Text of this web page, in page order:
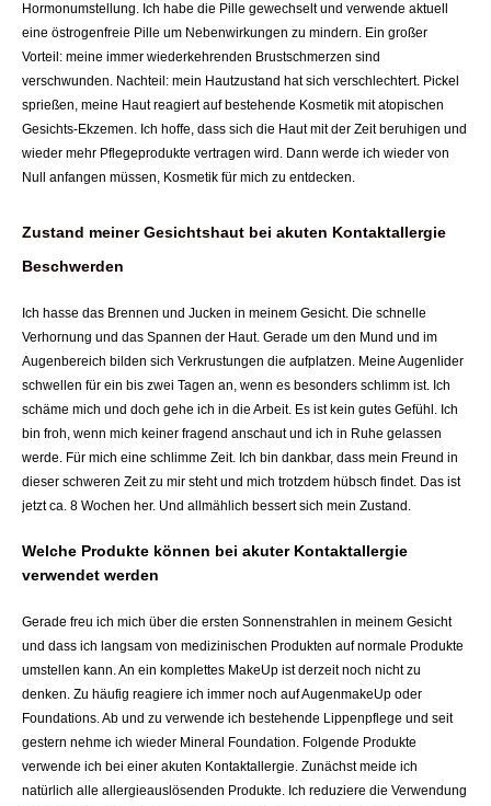
Hormonumstellung. Ich habe die Pille gewechselt und verwende aktuell
eine östrogenfreie Pille um Nebenwirkungen zu mindern. Ein großer
Vorteil: meine immer wiederkehrenden Brustschmerzen sind
verschwunden. Nachteil: mein Hautzustand hat sich verschlechtert. Pickel
sprießen, meine Haut reagiert auf bestehende Kosmetik mit atopischen
Gesichts-Ekzemen. Ich hoffe, dass sich die Haut mit der Zeit beruhigen und
wieder mehr Pflegeprodukte vertragen wird. Dann werde ich wieder von
Null anfangen müssen, Kosmetik für mich zu entdecken.
Zustand meiner Gesichtshaut bei akuten Kontaktallergie
Beschwerden
Ich hasse das Brennen und Jucken in meinem Gesicht. Die schnelle
Verhornung und das Spannen der Haut. Gerade um den Mund und im
Augenbereich bilden sich Verkrustungen die aufplatzen. Meine Augenlider
schwellen für ein bis zwei Tagen an, wenn es besonders schlimm ist. Ich
schäme mich und doch gehe ich in die Arbeit. Es ist kein gutes Gefühl. Ich
bin froh, wenn mich keiner fragend anschaut und ich in Ruhe gelassen
werde. Für mich eine schlimme Zeit. Ich bin dankbar, dass mein Freund in
dieser schweren Zeit zu mir steht und mich trotzdem hübsch findet. Das ist
jetzt ca. 8 Wochen her. Und allmählich bessert sich mein Zustand.
Welche Produkte können bei akuter Kontaktallergie
verwendet werden
Gerade freu ich mich über die ersten Sonnenstrahlen in meinem Gesicht
und dass ich langsam von medizinischen Produkten auf normale Produkte
umstellen kann. An ein komplettes MakeUp ist derzeit noch nicht zu
denken. Zu häufig reagiere ich immer noch auf AugenmakeUp oder
Foundations. Ab und zu verwende ich bestehende Lippenpflege und seit
gestern nehme ich wieder Mineral Foundation. Folgende Produkte
verwende ich bei einer akuten Kontaktallergie. Zunächst meide ich
natürlich alle allergieauslösenden Produkte. Ich reduziere die Verwendung